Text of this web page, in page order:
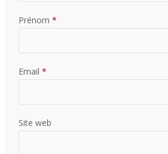
Prénom *
Email *
Site web